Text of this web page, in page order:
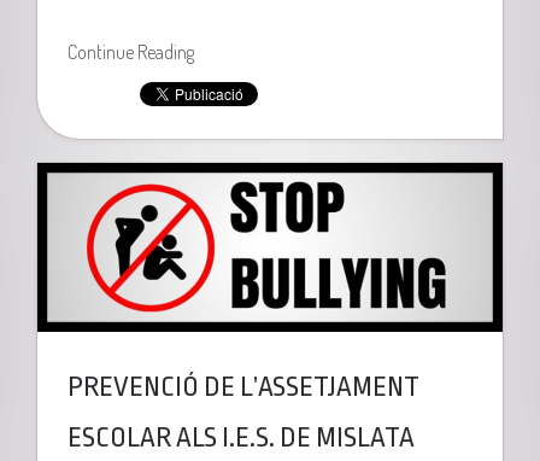
Continue Reading
PREVENCIÓ DE L’ASSETJAMENT
ESCOLAR ALS I.E.S. DE MISLATA